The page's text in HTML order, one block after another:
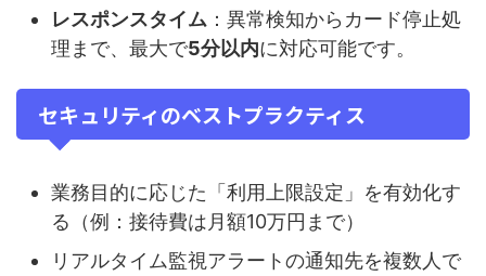
レスポンスタイム ：異常検知からカード停止処
理まで、最大で5分以内に対応可能です。
セキュリティのベストプラクティス
業務目的に応じた「利用上限設定」を有効化す
る（例：接待費は月額10万円まで）
リアルタイム監視アラートの通知先を複数人で